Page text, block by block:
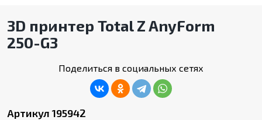
3D принтер Total Z AnyForm
250-G3
Поделиться в социальных сетях
Артикул 195942